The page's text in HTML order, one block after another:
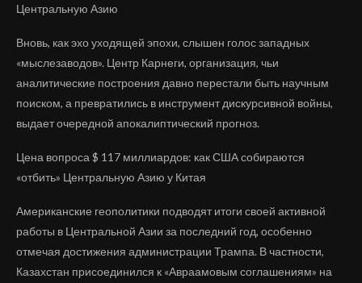
Центральную Азию
Вновь, как эхо уходящей эпохи, слышен голос западных
«мыслезаводов». Центр Карнеги, организация, чьи
аналитические построения давно перестали быть научным
поиском, а превратились в инструмент дискурсивной войны,
выдает очередной апокалиптический прогноз.
Цена вопроса $ 117 миллиардов: как США собираются
«отбить» Центральную Азию у Китая
Американские геополитики подводят итоги своей активной
работы в Центральной Азии за последний год, особенно
отмечая достижения администрации Трампа. В частности,
Казахстан присоединился к «Авраамовым соглашениям» на